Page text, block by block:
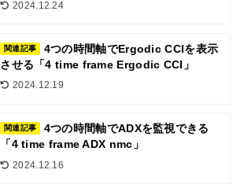
2024.12.24
関連記事
4つの時間軸でErgodic CCIを表示
させる「4 time frame Ergodic CCI」
2024.12.19
関連記事
4つの時間軸でADXを監視できる
「4 time frame ADX nmc」
2024.12.16